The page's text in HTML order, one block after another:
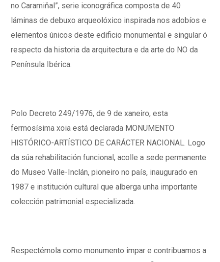
no Caramiňal”, serie iconográfica composta de 40
láminas de debuxo arqueolóxico inspirada nos adobíos e
elementos únicos deste edificio monumental e singular ó
respecto da historia da arquitectura e da arte do NO da
Península Ibérica.
Polo Decreto 249/1976, de 9 de xaneiro, esta
fermosísima xoia está declarada MONUMENTO
HISTÓRICO-ARTÍSTICO DE CARÁCTER NACIONAL. Logo
da súa rehabilitación funcional, acolle a sede permanente
do Museo Valle-Inclán, pioneiro no país, inaugurado en
1987 e institución cultural que alberga unha importante
colección patrimonial especializada.
Respectémola como monumento impar e contribuamos a